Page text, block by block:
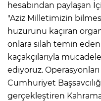
hesabından paylaşan
"Aziz Milletimizin
huzurunu kaçıran
onlara silah temin
kaçakçılarıyla
ediyoruz.
Cumhuriyet
gerçekleştiren